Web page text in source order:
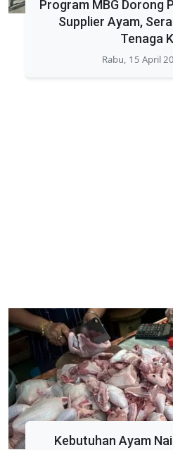
Program MBG Dorong
Supplier Ayam,
Tenaga
Rabu, 15 April
Kebutuhan Ayam